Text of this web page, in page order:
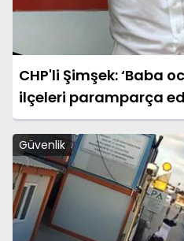
CHP'li Şimşek: ‘Baba
ilçeleri paramparça
Güvenlik